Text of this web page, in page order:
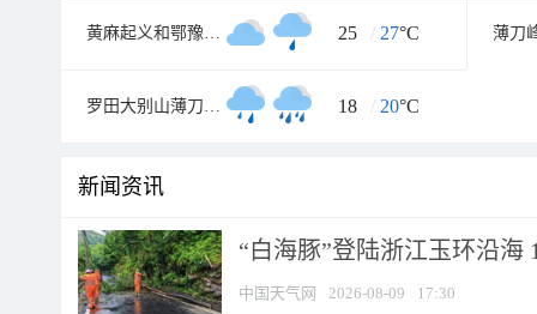
黄麻起义和鄂豫皖苏区纪念园 25 / 27°C 薄刀
罗田大别山薄刀峰风景区 18 / 20°C
新闻资讯
“白海豚”登陆浙江玉环沿海
中国天气网 2026-08-09 17:30